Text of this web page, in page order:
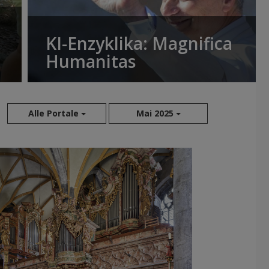
KI-Enzyklika: Magnifica
Humanitas
Alle Portale Mai 2025
Aug 2026
Jul 2026
Jun 2026
Mai 2026
Apr 2026
Mär 2026
Feb 2026
Jan 2026